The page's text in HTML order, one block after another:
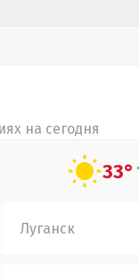
на сегодня
33°
Луганск